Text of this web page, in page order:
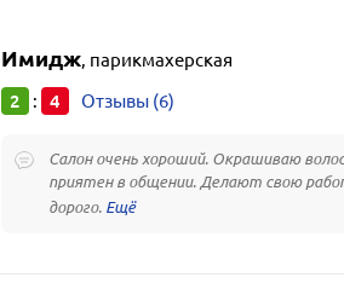
Имидж, парикмахерская
2 : 4 Отзывы (6)
Салон очень хороший. Окрашиваю
приятен в общении. Делают свою
дорого.